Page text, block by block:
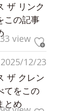
ザ リンク
この記事
view
2025/12/23
ザ クレン
てをこの
とめ